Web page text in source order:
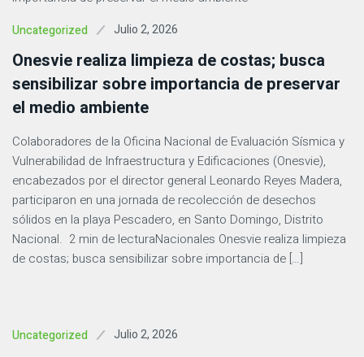
Uncategorized Julio 2, 2026
Onesvie realiza limpieza de costas; busca
sensibilizar sobre importancia de preservar
el medio ambiente
Colaboradores de la Oficina Nacional de Evaluación Sísmica y
Vulnerabilidad de Infraestructura y Edificaciones (Onesvie),
encabezados por el director general Leonardo Reyes Madera,
participaron en una jornada de recolección de desechos
sólidos en la playa Pescadero, en Santo Domingo, Distrito
Nacional. 2 min de lecturaNacionales Onesvie realiza limpieza
de costas; busca sensibilizar sobre importancia de […]
Uncategorized Julio 2, 2026